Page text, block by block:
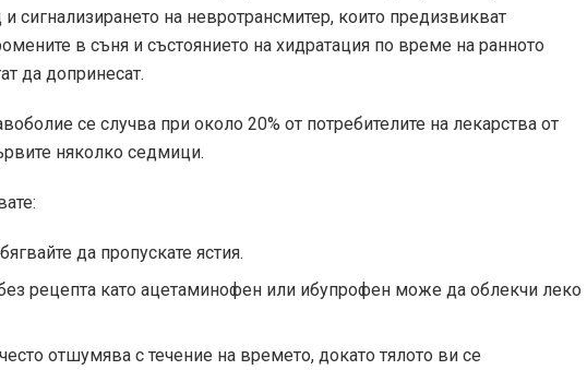
сигнализирането на невротрансмитер, които предизвикват
в съня и състоянието на хидратация по време на ранното
да допринесат.
се случва при около 20% от потребителите на лекарства от
няколко седмици.
да пропускате ястия.
рецепта като ацетаминофен или ибупрофен може да облекчи леко
отшумява с течение на времето, докато тялото ви се